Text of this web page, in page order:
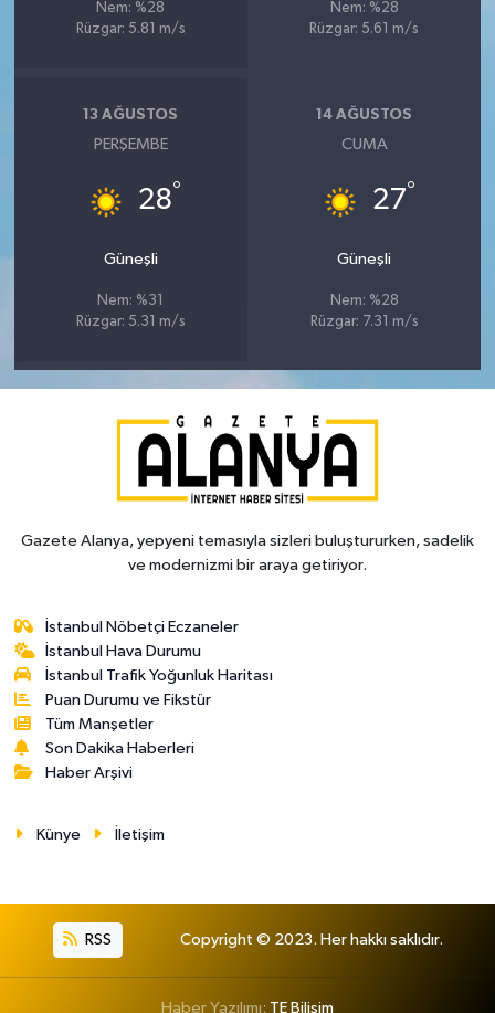
Nem: %28
Rüzgar: 5.81 m/s
Nem: %28
Rüzgar: 5.61 m/s
13 AĞUSTOS
PERŞEMBE
28°
Güneşli
Nem: %31
Rüzgar: 5.31 m/s
14 AĞUSTOS
CUMA
27°
Güneşli
Nem: %28
Rüzgar: 7.31 m/s
Gazete Alanya, yepyeni temasıyla sizleri buluştururken, sadelik
ve modernizmi bir araya getiriyor.
İstanbul Nöbetçi Eczaneler
İstanbul Hava Durumu
İstanbul Trafik Yoğunluk Haritası
Puan Durumu ve Fikstür
Tüm Manşetler
Son Dakika Haberleri
Haber Arşivi
Künye İletişim
RSS Copyright © 2023. Her hakkı saklıdır.
Haber Yazılımı: TE Bilişim